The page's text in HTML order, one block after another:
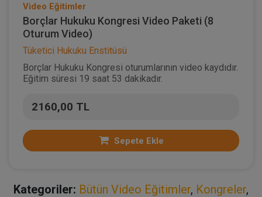
Video Eğitimler
Borçlar Hukuku Kongresi Video Paketi (8
Oturum Video)
Tüketici Hukuku Enstitüsü
Borçlar Hukuku Kongresi oturumlarının video kaydıdır.
Eğitim süresi 19 saat 53 dakikadır.
2160,00 TL
Sepete Ekle
Kategoriler: Bütün Video Eğitimler, Kongreler,